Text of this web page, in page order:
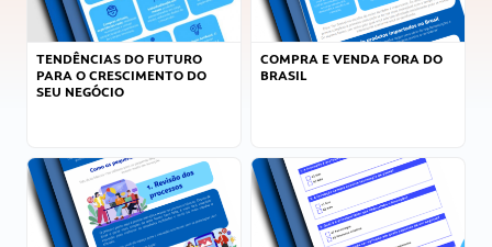
TENDÊNCIAS DO FUTURO
PARA O CRESCIMENTO DO
SEU NEGÓCIO
COMPRA E VENDA FORA DO
BRASIL